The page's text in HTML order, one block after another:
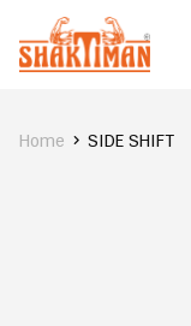
Home SIDE SHIFT